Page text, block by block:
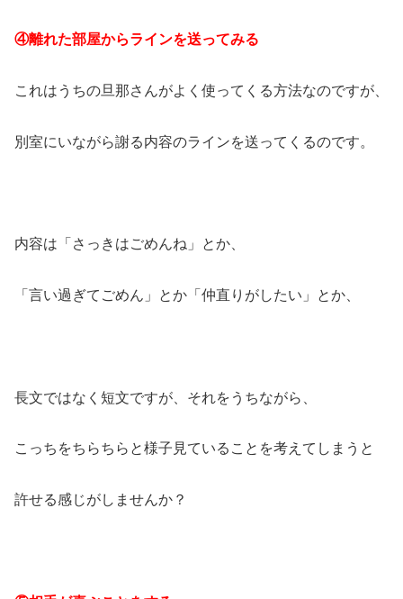
④離れた部屋からラインを送ってみる
これはうちの旦那さんがよく使ってくる方法なのですが、
別室にいながら謝る内容のラインを送ってくるのです。
内容は「さっきはごめんね」とか、
「言い過ぎてごめん」とか「仲直りがしたい」とか、
長文ではなく短文ですが、それをうちながら、
こっちをちらちらと様子見ていることを考えてしまうと
許せる感じがしませんか？